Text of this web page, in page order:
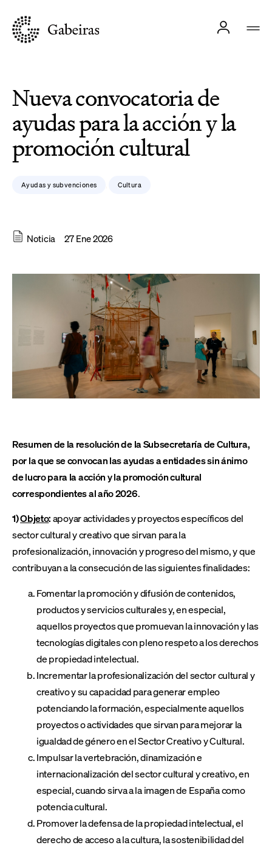
Nueva convocatoria de
ayudas para la acción y la
promoción cultural
Ayudas y subvenciones Cultura
Noticia 27 Ene 2026
Resumen de la resolución de la Subsecretaría de Cultura,
por la que se convocan las ayudas a entidades sin ánimo
de lucro para la acción y la promoción cultural
correspondientes al año 2026.
1)Objeto:apoyar actividades y proyectos específicos del
sector cultural y creativo que sirvan para la
profesionalización, innovación y progreso del mismo, y que
contribuyan a la consecución de las siguientes finalidades:
Fomentar la promoción y difusión de contenidos,
productos y servicios culturales y, en especial,
aquellos proyectos que promuevan la innovación y las
tecnologías digitales con pleno respeto a los derechos
de propiedad intelectual.
Incrementar la profesionalización del sector cultural y
creativo y su capacidad para generar empleo
potenciando la formación, especialmente aquellos
proyectos o actividades que sirvan para mejorar la
igualdad de género en el Sector Creativo y Cultural.
Impulsar la vertebración, dinamización e
internacionalización del sector cultural y creativo, en
especial, cuando sirva a la imagen de España como
potencia cultural.
Promover la defensa de la propiedad intelectual, el
derecho de acceso a la cultura, la sostenibilidad del